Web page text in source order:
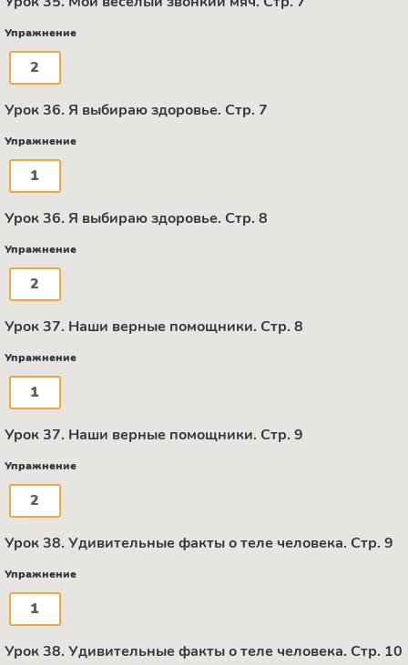
Упражнение
2
Урок 36. Я выбираю здоровье. Стр. 7
Упражнение
1
Урок 36. Я выбираю здоровье. Стр. 8
Упражнение
2
Урок 37. Наши верные помощники. Стр. 8
Упражнение
1
Урок 37. Наши верные помощники. Стр. 9
Упражнение
2
Урок 38. Удивительные факты о теле человека. Стр. 9
Упражнение
1
Урок 38. Удивительные факты о теле человека. Стр. 10